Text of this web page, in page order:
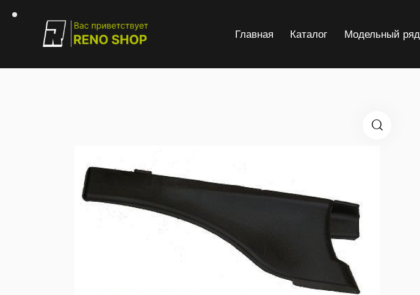
Главная Каталог Модельный ряд